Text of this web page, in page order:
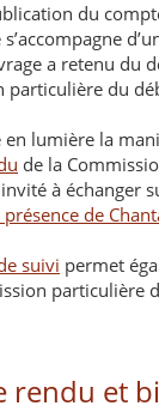
du
s’accompagne
a retenu du
particulière du
lumière la
de la
à échanger
de
suivi permet
particulière
rendu et